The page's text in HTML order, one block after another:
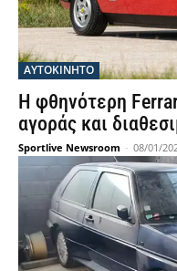
ΑΥΤΟΚΙΝΗΤΟ
Η φθηνότερη
αγοράς και
Sportlive Newsroom - 08/01/